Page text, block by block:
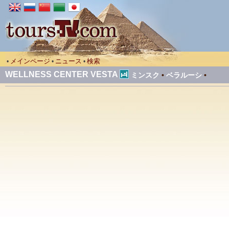
• メインページ • ニュース • 検索
WELLNESS CENTER VESTA ミンスク • ベラルーシ •